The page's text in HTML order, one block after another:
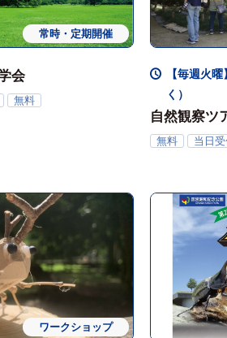
常時・定期開催
会
無料
【毎週火
く）
自然観察ツ
無料 当日
ワークショップ